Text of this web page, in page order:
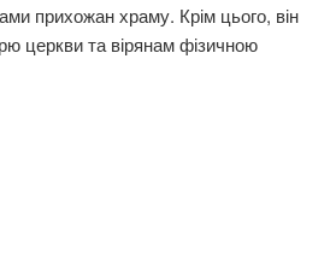
прихожан храму. Крім цього, він
церкви та вірянам фізичною